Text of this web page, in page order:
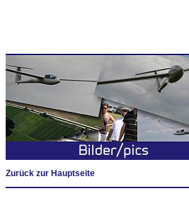
Zurück zur Hauptseite